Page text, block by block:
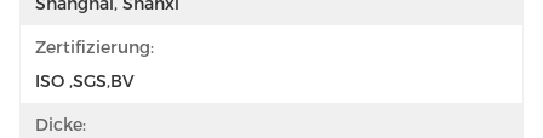
Zertifizierung:
ISO ,SGS,BV
Dicke: